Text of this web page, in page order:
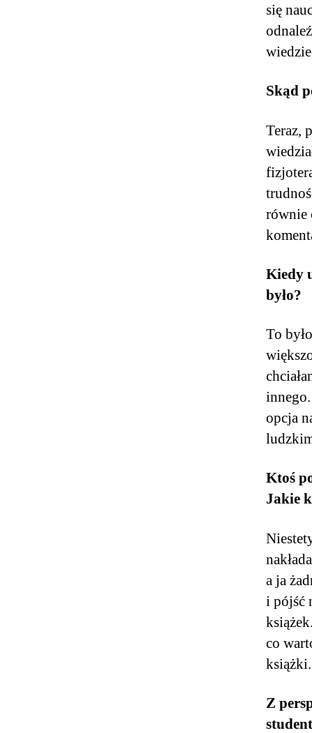
się
Skąd
Teraz,
równie
Kiedy
było?
To
opcja
Ktoś
Jakie
a ja
i pójść
co
książki.
Z